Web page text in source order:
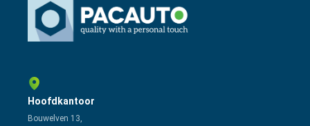
Hoofdkantoor
Bouwelven 13,